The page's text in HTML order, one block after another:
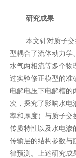
研究成果
本文针对质子
型耦合了流体动力学
水气两相流等多个物
过实验修正模型的准
电解电压下电解槽
次，探究了影响水
率和厚度）与质子交
传质特性以及水电渗
传输层的结构参数与
律预测。上述研究成